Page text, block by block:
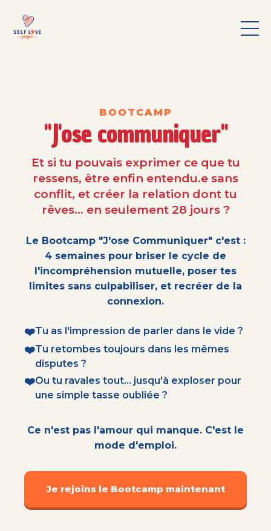
BOOTCAMP
"J'ose communiquer"
Et si tu pouvais exprimer ce que tu
ressens, être enfin entendu.e sans
conflit, et créer la relation dont tu
rêves... en seulement 28 jours ?
Le Bootcamp "J'ose Communiquer" c'est :
4 semaines pour briser le cycle de
l'incompréhension mutuelle, poser tes
limites sans culpabiliser, et recréer de la
connexion.
❤️Tu as l'impression de parler dans le vide ?
❤️Tu retombes toujours dans les mêmes
disputes ?
❤️Ou tu ravales tout... jusqu'à exploser pour
une simple tasse oubliée ?
Ce n'est pas l'amour qui manque. C'est le
mode d'emploi.
Je rejoins le Bootcamp maintenant